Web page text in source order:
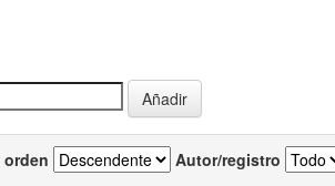
orden Autor/registro